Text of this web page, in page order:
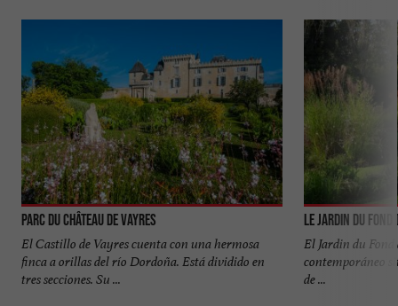
Parc du Château de Vayres
El Castillo de Vayres cuenta con una hermosa
finca a orillas del río Dordoña. Está dividido en
tres secciones. Su ...
Le Jardin du Fond
El Jardin du
contemporáneo
de ...